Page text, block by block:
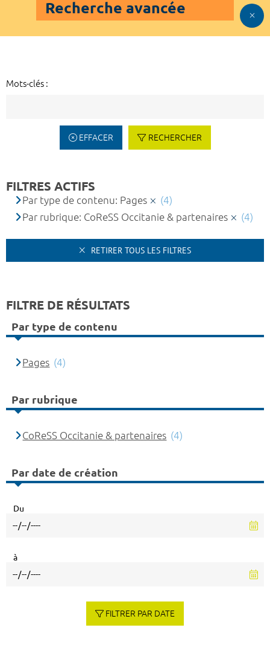
Recherche avancée
Mots-clés :
EFFACER RECHERCHER
FILTRES ACTIFS
Par type de contenu: Pages
(4)
Par rubrique: CoReSS Occitanie & partenaires
(4)
RETIRER TOUS LES FILTRES
FILTRE DE RÉSULTATS
Par type de contenu
Pages (4)
Par rubrique
CoReSS Occitanie & partenaires (4)
Par date de création
Du
à
FILTRER PAR DATE